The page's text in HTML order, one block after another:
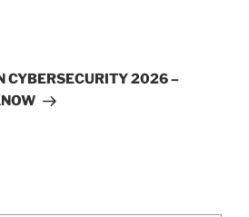
CYBERSECURITY 2026 –